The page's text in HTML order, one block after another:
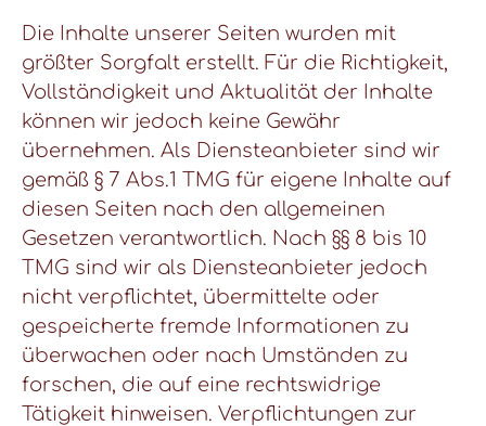
Die Inhalte unserer Seiten wurden mit
größter Sorgfalt erstellt. Für die Richtigkeit,
Vollständigkeit und Aktualität der Inhalte
können wir jedoch keine Gewähr
übernehmen. Als Diensteanbieter sind wir
gemäß § 7 Abs.1 TMG für eigene Inhalte auf
diesen Seiten nach den allgemeinen
Gesetzen verantwortlich. Nach §§ 8 bis 10
TMG sind wir als Diensteanbieter jedoch
nicht verpflichtet, übermittelte oder
gespeicherte fremde Informationen zu
überwachen oder nach Umständen zu
forschen, die auf eine rechtswidrige
Tätigkeit hinweisen. Verpflichtungen zur